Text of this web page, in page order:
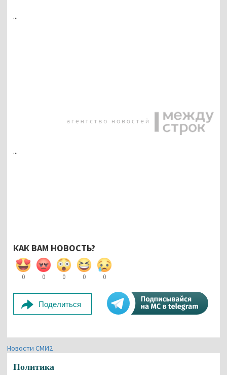
...
...
КАК ВАМ НОВОСТЬ?
0 0 0 0 0
Поделиться
Новости СМИ2
Политика